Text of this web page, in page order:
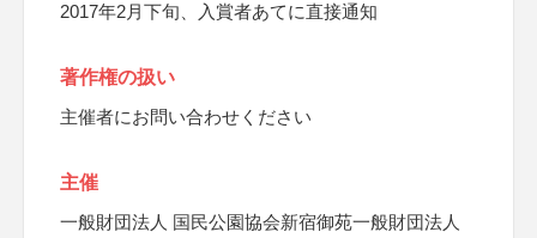
2017年2月下旬、入賞者あてに直接通知
著作権の扱い
主催者にお問い合わせください
主催
一般財団法人 国民公園協会新宿御苑一般財団法人